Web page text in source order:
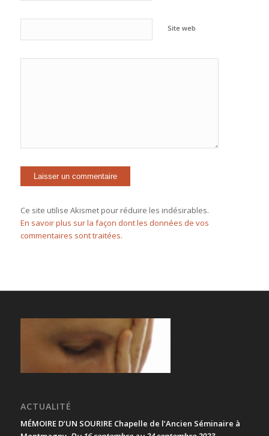
Site web
Ce site utilise Akismet pour réduire les indésirables.
En savoir plus sur la façon dont les données de vos
commentaires sont traitées.
ACTUALITÉ
MÉMOIRE D’UN SOURIRE Chapelle de l’Ancien Séminaire à